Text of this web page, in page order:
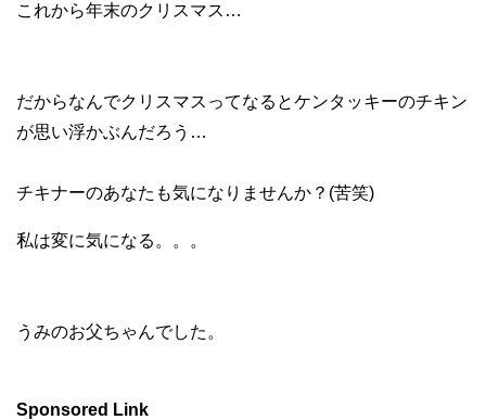
これから年末のクリスマス…
だからなんでクリスマスってなるとケンタッキーのチキン
が思い浮かぶんだろう…
チキナーのあなたも気になりませんか？(苦笑)
私は変に気になる。。。
うみのお父ちゃんでした。
Sponsored Link